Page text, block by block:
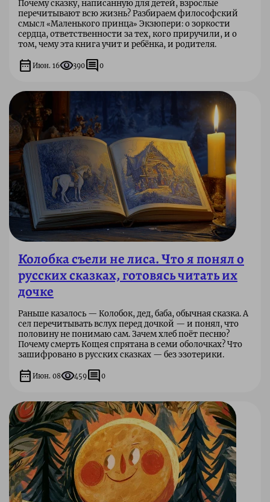
Почему сказку, написанную для детей, взрослые
перечитывают всю жизнь? Разбираем философский
смысл «Маленького принца» Экзюпери: о зоркости
сердца, ответственности за тех, кого приручили, и о
том, чему эта книга учит и ребёнка, и родителя.
date_range Июн. 16visibility390comment 0
Колобка съели не лиса. Что я понял о
русских сказках, готовясь читать их
дочке
Раньше казалось — Колобок, дед, баба, обычная сказка. А
сел перечитывать вслух перед дочкой — и понял, что
половину не понимаю сам. Зачем хлеб поёт песню?
Почему смерть Кощея спрятана в семи оболочках? Что
зашифровано в русских сказках — без эзотерики.
date_range Июн. 08visibility459comment 0